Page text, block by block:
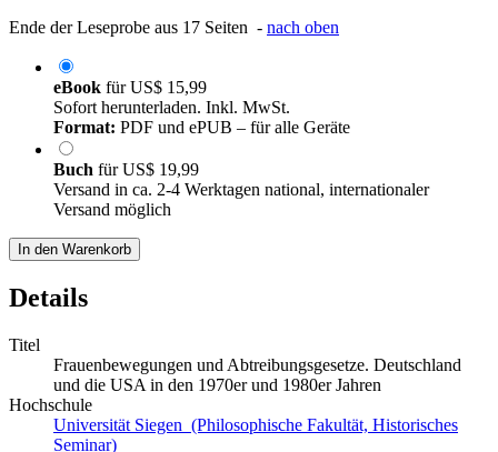
Ende der Leseprobe aus 17 Seiten - nach oben
eBook fürUS$ 15,99
Sofort herunterladen. Inkl. MwSt.
Format: PDF und ePUB – für alle Geräte
Buch fürUS$ 19,99
Versand in ca. 2-4 Werktagen national, internationaler
Versand möglich
In den Warenkorb
Details
Titel
Frauenbewegungen und Abtreibungsgesetze. Deutschland
und die USA in den 1970er und 1980er Jahren
Hochschule
Universität Siegen (Philosophische Fakultät, Historisches
Seminar)